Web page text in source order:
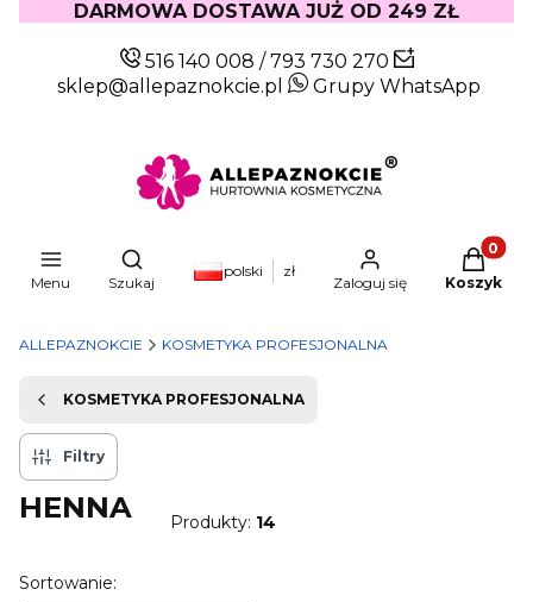
DARMOWA DOSTAWA JUŻ OD 249 ZŁ
516 140 008 /793 730 270
sklep@allepaznokcie.pl
Grupy WhatsApp
Menu
Otwórz wyszukiwarkę
Szukaj
polski zł
Zaloguj się Koszyk
ALLEPAZNOKCIE KOSMETYKA PROFESJONALNA
KOSMETYKA PROFESJONALNA
Filtry
HENNA Produkty: 14
Lista produktów
Sortowanie: